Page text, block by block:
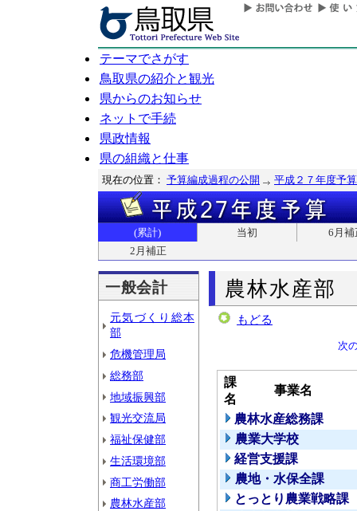
テーマでさがす
鳥取県の紹介と観光
県からのお知らせ
ネットで手続
県政情報
県の組織と仕事
現在の位置： 予算編成過程の公開 平成２７年度予算
(累計) 当初
6月補
2月補正
一般会計
元気づくり総本
部
危機管理局
総務部
地域振興部
観光交流局
福祉保健部
生活環境部
商工労働部
農林水産部
農林水産部
もどる
次
課
名
事業名
農林水産総務課
農業大学校
経営支援課
農地・水保全課
とっとり農業戦略課